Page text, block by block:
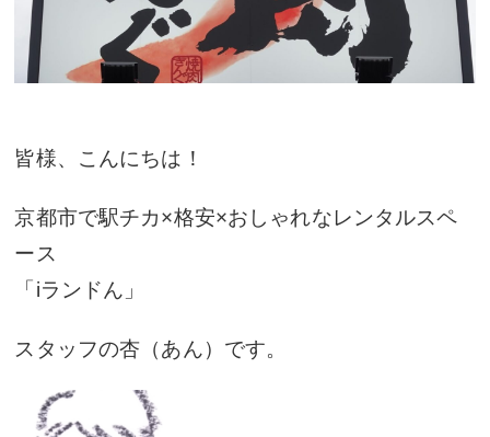
皆様、こんにちは！
京都市で駅チカ×格安×おしゃれなレンタルスペ
ース
「iランドん」
スタッフの杏（あん）です。